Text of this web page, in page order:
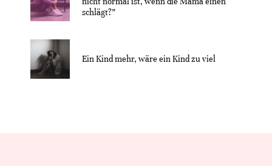
schlägt?”
Ein Kind mehr, wäre ein Kind zu viel